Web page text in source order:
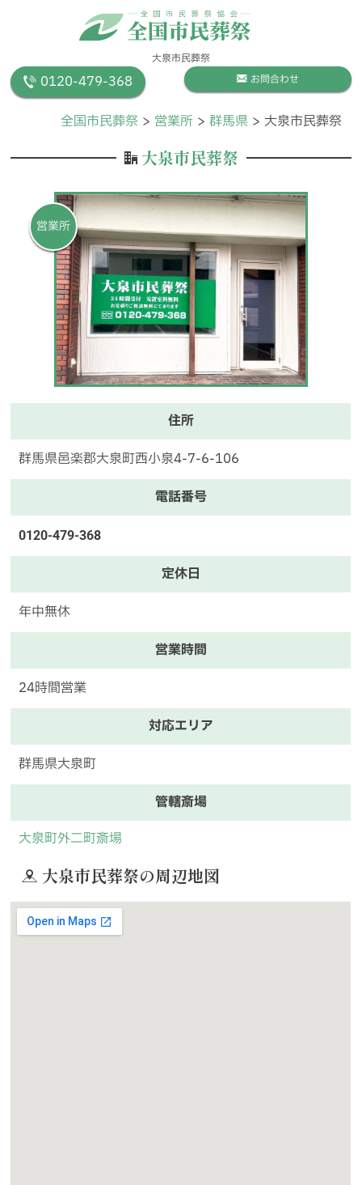
大泉市民葬祭
0120-479-368 お問合わせ
全国市民葬祭 営業所 群馬県 大泉市民葬祭
大泉市民葬祭
営業所
住所
群馬県邑楽郡大泉町西小泉4-7-6-106
電話番号
0120-479-368
定休日
年中無休
営業時間
24時間営業
対応エリア
群馬県大泉町
管轄斎場
大泉町外二町斎場
大泉市民葬祭の周辺地図